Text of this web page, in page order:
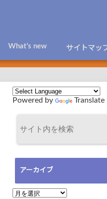
What’s new サイトマッ
Powered by Translate
アーカイブ
ア